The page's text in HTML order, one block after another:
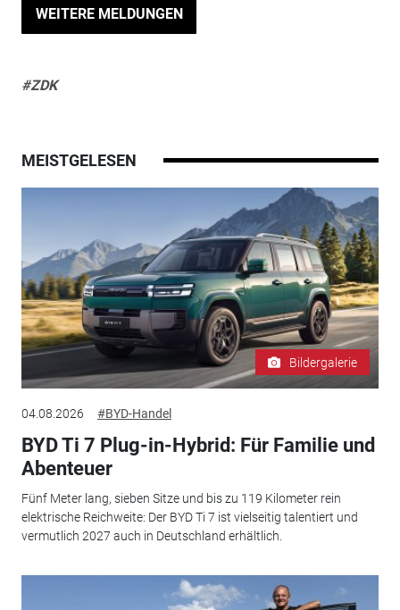
WEITERE MELDUNGEN
#ZDK
MEISTGELESEN
Bildergalerie
04.08.2026 #BYD-Handel
BYD Ti 7 Plug-in-Hybrid: Für Familie und
Abenteuer
Fünf Meter lang, sieben Sitze und bis zu 119 Kilometer rein
elektrische Reichweite: Der BYD Ti 7 ist vielseitig talentiert und
vermutlich 2027 auch in Deutschland erhältlich.